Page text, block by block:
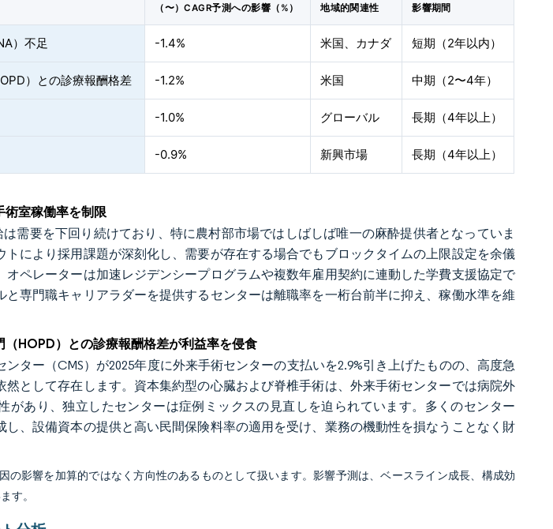
（〜）CAGR予測への影響（%） 地域的関連性 影響期間
）不足 -1.4% 米国、カナダ 短期（2年以内）
）との診療報酬格差 -1.2% 米国 中期（2〜4年）
-1.0% グローバル 長期（4年以上）
-0.9% 新興市場 長期（4年以上）
術室稼働率を制限
需要を下回り続けており、特に農村部市場ではしばしば唯一の麻酔提供者となっていま
により採用課題が深刻化し、需要が存在する場合でもブロックタイムの上限設定を余儀
ペレーターは加速レジデンシープログラムや複数年雇用契約に連動した学費支援協定で
専門職キャリアラダーを提供するセンターは離職率を一桁台前半に抑え、稼働水準を維
HOPD）との診療報酬格差が利益率を侵食
ター（CMS）が2025年度に外来手術センターの支払いを2.9%引き上げたものの、高度急
として存在します。資本集約型の心臓および脊椎手術は、外来手術センターでは病院外
があり、独立したセンターは症例ミックスの見直しを迫られています。多くのセンター
、設備資本の提供と高い民間保険料率の適用を受け、業務の機動性を損なうことなく財
の影響を加算的ではなく方向性のあるものとして扱います。影響予測は、ベースライン成長、構成効
す。